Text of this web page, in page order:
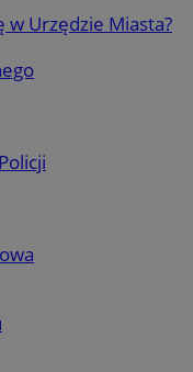
w Urzędzie Miasta?